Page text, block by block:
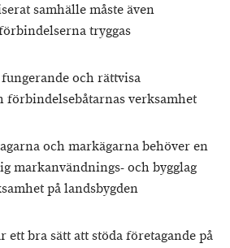
samhälle måste även
tryggas
och rättvisa
verksamhet
och markägarna behöver en
markanvändnings- och bygglag
på landsbygden
ett bra sätt att stöda företagande på